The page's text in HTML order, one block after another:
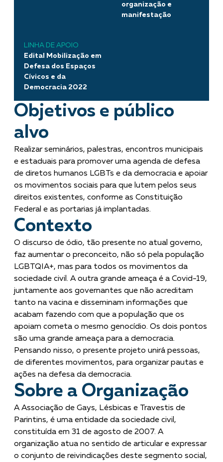
organização e
manifestação
LINHA DE APOIO
Edital Mobilização em
Defesa dos Espaços
Cívicos e da
Democracia 2022
Objetivos e público
alvo
Realizar seminários, palestras, encontros municipais
e estaduais para promover uma agenda de defesa
de diretos humanos LGBTs e da democracia e apoiar
os movimentos sociais para que lutem pelos seus
direitos existentes, conforme as Constituição
Federal e as portarias já implantadas.
Contexto
O discurso de ódio, tão presente no atual governo,
faz aumentar o preconceito, não só pela população
LGBTQIA+, mas para todos os movimentos da
sociedade civil. A outra grande ameaça é a Covid-19,
juntamente aos governantes que não acreditam
tanto na vacina e disseminam informações que
acabam fazendo com que a população que os
apoiam cometa o mesmo genocídio. Os dois pontos
são uma grande ameaça para a democracia.
Pensando nisso, o presente projeto unirá pessoas,
de diferentes movimentos, para organizar pautas e
ações na defesa da democracia.
Sobre a Organização
A Associação de Gays, Lésbicas e Travestis de
Parintins, é uma entidade da sociedade civil,
constituída em 31 de agosto de 2007. A
organização atua no sentido de articular e expressar
o conjunto de reivindicações deste segmento social,